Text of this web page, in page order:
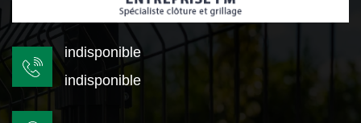
indisponible
indisponible